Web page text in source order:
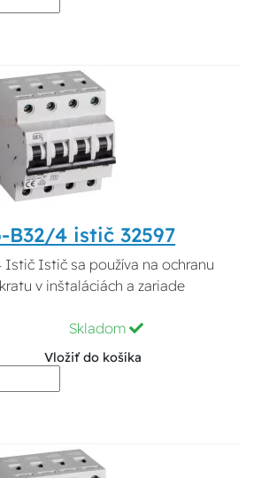
B32/4 istič 32597
Istič Istič sa používa na ochranu
v inštaláciách a zariade
Skladom
Vložiť do košíka